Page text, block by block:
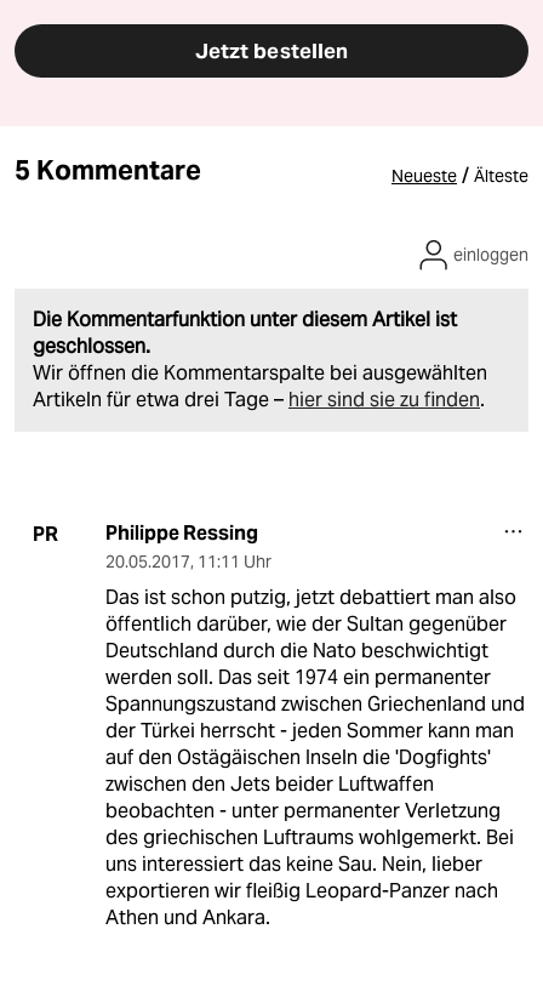
Jetzt bestellen
5 Kommentare Neueste / Älteste
Die Kommentarfunktion unter diesem Artikel ist
geschlossen.
Wir öffnen die Kommentarspalte bei ausgewählten
Artikeln für etwa drei Tage – hier sind sie zu finden.
einloggen
PR Philippe Ressing
20.05.2017, 11:11 Uhr
Das ist schon putzig, jetzt debattiert man also
öffentlich darüber, wie der Sultan gegenüber
Deutschland durch die Nato beschwichtigt
werden soll. Das seit 1974 ein permanenter
Spannungszustand zwischen Griechenland und
der Türkei herrscht - jeden Sommer kann man
auf den Ostägäischen Inseln die 'Dogfights'
zwischen den Jets beider Luftwaffen
beobachten - unter permanenter Verletzung
des griechischen Luftraums wohlgemerkt. Bei
uns interessiert das keine Sau. Nein, lieber
exportieren wir fleißig Leopard-Panzer nach
Athen und Ankara.